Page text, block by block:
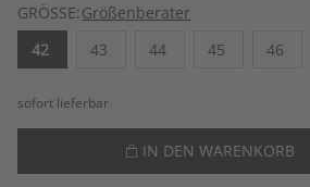
GRÖSSE:Größenberater
42
43 44 45 46
sofort lieferbar
IN DEN WARENKORB